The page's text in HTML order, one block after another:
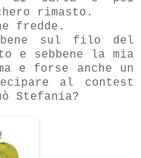
rimasto.
fredde.
sul filo del
e sebbene la mia
e forse anche un
al contest
Stefania?